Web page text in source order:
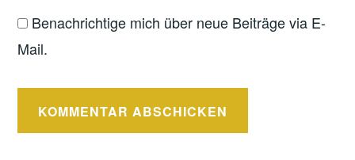
Benachrichtige mich über neue Beiträge via E-
Mail.